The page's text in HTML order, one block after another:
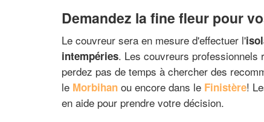
Demandez la fine fleur pour
Le couvreur sera en mesure d'effectuer l'
intempéries. Les couvreurs professionnels
perdez pas de temps à chercher des
le Morbihan ou encore dans le Finistère!
en aide pour prendre votre décision.